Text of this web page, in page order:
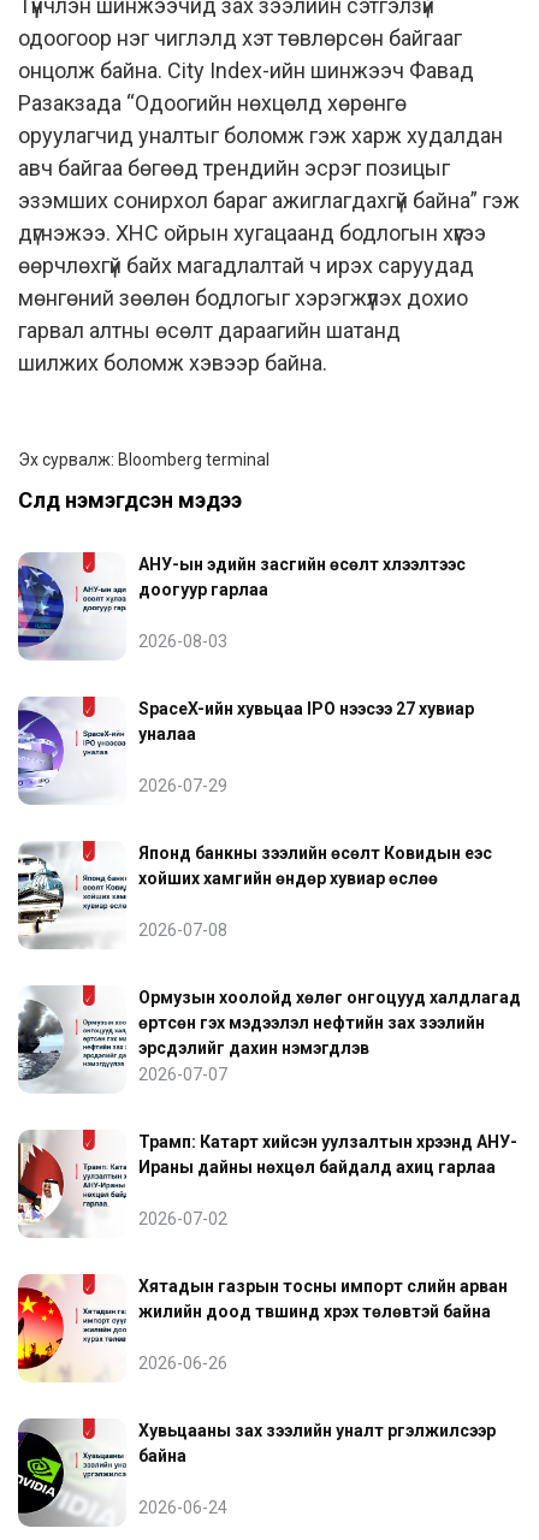
Түүнчлэн шинжээчид зах зээлийн сэтгэлзүй
одоогоор нэг чиглэлд хэт төвлөрсөн байгааг
онцолж байна. City Index-ийн шинжээч Фавад
Разакзада “Одоогийн нөхцөлд хөрөнгө
оруулагчид уналтыг боломж гэж харж худалдан
авч байгаа бөгөөд трендийн эсрэг позицыг
эзэмших сонирхол бараг ажиглагдахгүй байна” гэж
дүгнэжээ. ХНС ойрын хугацаанд бодлогын хүүгээ
өөрчлөхгүй байх магадлалтай ч ирэх саруудад
мөнгөний зөөлөн бодлогыг хэрэгжүүлэх дохио
гарвал алтны өсөлт дараагийн шатанд
шилжих боломж хэвээр байна.
Эх сурвалж: Bloomberg terminal
Сүүлд нэмэгдсэн мэдээ
АНУ-ын эдийн засгийн өсөлт хүлээлтээс
доогуур гарлаа
2026-08-03
SpaceX-ийн хувьцаа IPO үнээсээ 27 хувиар
уналаа
2026-07-29
Японд банкны зээлийн өсөлт Ковидын үеэс
хойших хамгийн өндөр хувиар өслөө
2026-07-08
Ормузын хоолойд хөлөг онгоцууд халдлагад
өртсөн гэх мэдээлэл нефтийн зах зээлийн
эрсдэлийг дахин нэмэгдүүлэв
2026-07-07
Трамп: Катарт хийсэн уулзалтын хүрээнд АНУ-
Ираны дайны нөхцөл байдалд ахиц гарлаа
2026-07-02
Хятадын газрын тосны импорт сүүлийн арван
жилийн доод түвшинд хүрэх төлөвтэй байна
2026-06-26
Хувьцааны зах зээлийн уналт үргэлжилсээр
байна
2026-06-24